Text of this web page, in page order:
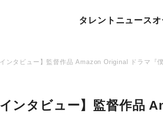
タレント ニュース
インタビュー】監督作品 Amazon Original ドラマ
インタビュー】監督作品